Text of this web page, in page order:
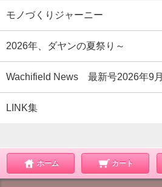
モノづくりジャーニー
2026年、ダヤンの夏祭り～
Wachifield News 最新号2026年9月
LINK集
ホーム カート